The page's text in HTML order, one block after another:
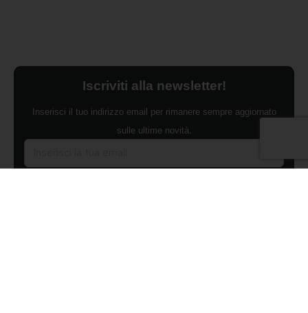
Iscriviti alla newsletter!
Inserisci il tuo indirizzo email per rimanere sempre aggiornato
sulle ultime novità.